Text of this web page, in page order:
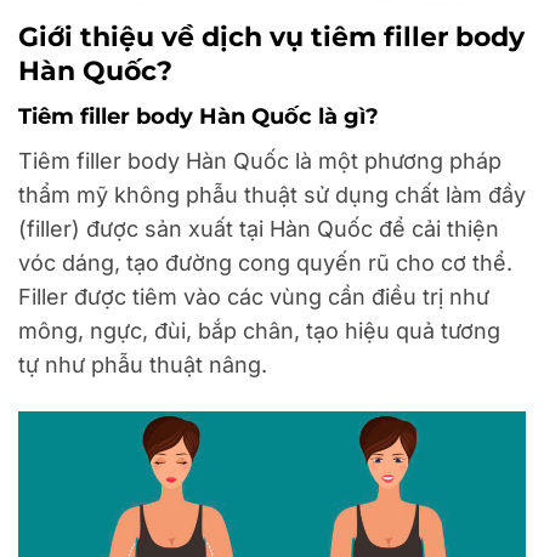
Giới thiệu về dịch vụ tiêm filler body
Hàn Quốc?
Tiêm filler body Hàn Quốc là gì?
Tiêm filler body Hàn Quốc là một phương pháp
thẩm mỹ không phẫu thuật sử dụng chất làm đầy
(filler) được sản xuất tại Hàn Quốc để cải thiện
vóc dáng, tạo đường cong quyến rũ cho cơ thể.
Filler được tiêm vào các vùng cần điều trị như
mông, ngực, đùi, bắp chân, tạo hiệu quả tương
tự như phẫu thuật nâng.